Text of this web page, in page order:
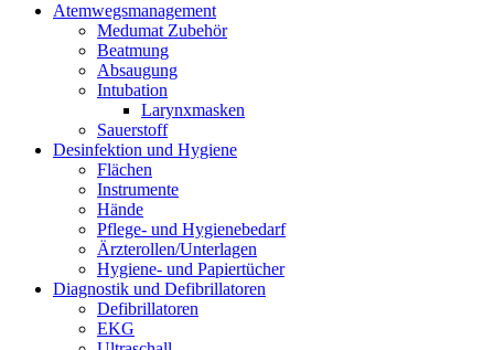
Atemwegsmanagement
Medumat Zubehör
Beatmung
Absaugung
Intubation
Larynxmasken
Sauerstoff
Desinfektion und Hygiene
Flächen
Instrumente
Hände
Pflege- und Hygienebedarf
Ärzterollen/Unterlagen
Hygiene- und Papiertücher
Diagnostik und Defibrillatoren
Defibrillatoren
EKG